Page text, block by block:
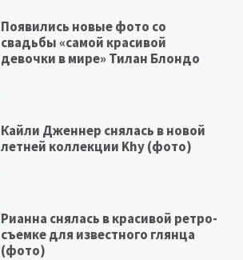
Появились новые фото со
свадьбы «самой красивой
девочки в мире» Тилан Блондо
Кайли Дженнер снялась в новой
летней коллекции Khy (фото)
Рианна снялась в красивой ретро-
съемке для известного глянца
(фото)